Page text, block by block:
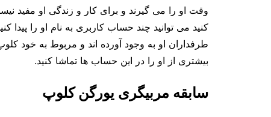
وقت او را می گیرند و برای کار و زندگی او مفید
کنید می توانید چند حساب کاربری به نام او را پیدا
طرفداران او به وجود آورده اند و مربوط به خود
بیشتری از او را در این حساب ها تماشا کنید.
سابقه مربیگری یورگن کلوپ